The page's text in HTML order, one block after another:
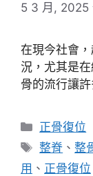
5 3 月, 2025
在現今社會
況，尤其是
骨的流行讓
分
類
正骨復位
標
籤
整脊 、整
用 、 正骨復位